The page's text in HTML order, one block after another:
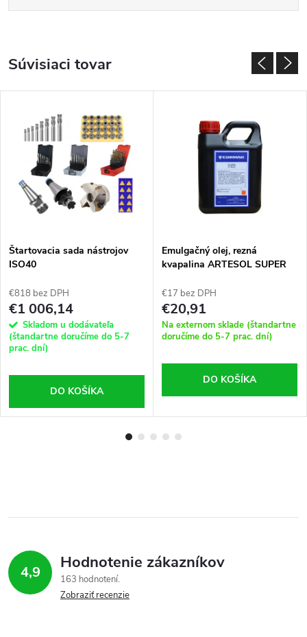
Súvisiaci tovar
Štartovacia sada nástrojov
ISO40
€818 bez DPH
€1 006,14
Skladom u dodávateľa
(štandartne doručíme do 5-7
prac. dní)
DO KOŠÍKA
Emulgačný olej, rezná
kvapalina ARTESOL SUPER
€17 bez DPH
€20,91
Na externom sklade (štandartne
doručíme do 5-7 prac. dní)
DO KOŠÍKA
4,9 Hodnotenie zákazníkov
163 hodnotení
Zobraziť recenzie